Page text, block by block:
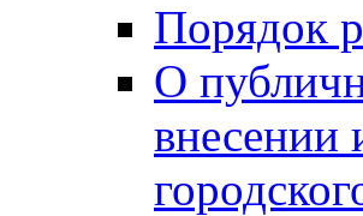
Порядок
О
внесении